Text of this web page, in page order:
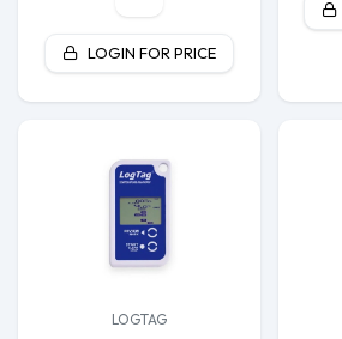
LOGIN FOR PRICE
LOGTAG